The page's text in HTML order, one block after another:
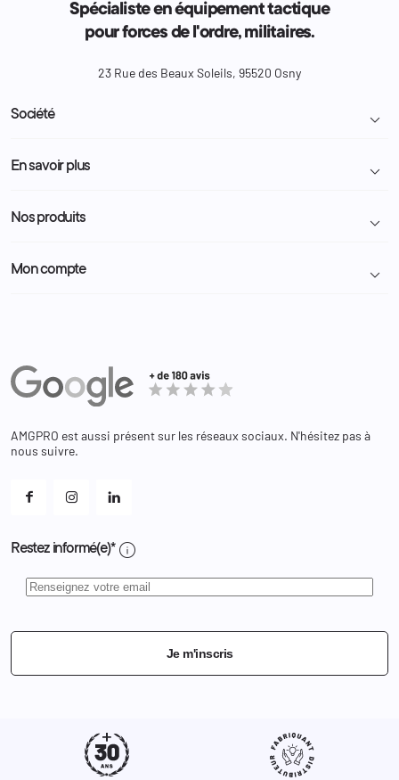
Spécialiste en équipement tactique
pour forces de l'ordre, militaires.
23 Rue des Beaux Soleils, 95520 Osny
Société 
Livraison et retour colis
Demande de devis
Nous contacter
En savoir plus 
Programme Fidélité
Administration
Nos produits 
Police Municipale | ASVP
Equipements
Bagagerie
Mon compte 
Adresses
Bons de réduction
Et les cookies ?
AMGPRO est aussi présent sur les réseaux sociaux. N'hésitez pas à
nous suivre.
Restez informé(e)* info
Je m'inscris